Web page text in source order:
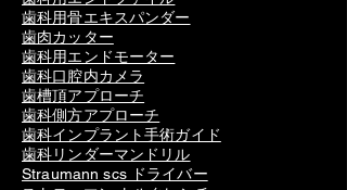
歯科用骨エキスパンダー
歯肉カッター
歯科用エンドモーター
歯科口腔内カメラ
歯槽頂アプローチ
歯科側方アプローチ
歯科インプラント手術ガイド
歯科リンダーマンドリル
Straumann scs ドライバー